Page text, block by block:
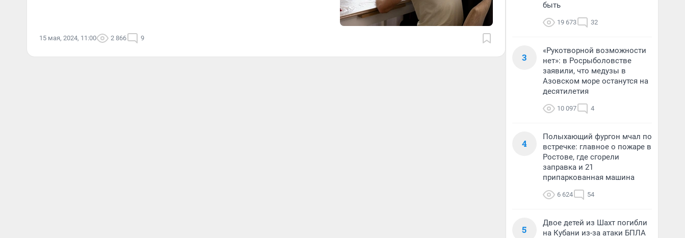
15 мая, 2024, 11:00 2 866 9
быть
19 673 32
3
«Рукотворной возможности
нет»: в Росрыболовстве
заявили, что медузы в
Азовском море останутся на
десятилетия
10 097 4
4
Полыхающий фургон мчал по
встречке: главное о пожаре в
Ростове, где сгорели
заправка и 21
припаркованная машина
6 624 54
5
Двое детей из Шахт погибли
на Кубани из-за атаки БПЛА